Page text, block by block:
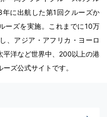
に出航した第1回クルーズか
ーズを実施。これまでに10万
、アジア・アフリカ・ヨーロ
平洋など世界中、200以上の港
ズ公式サイトです。